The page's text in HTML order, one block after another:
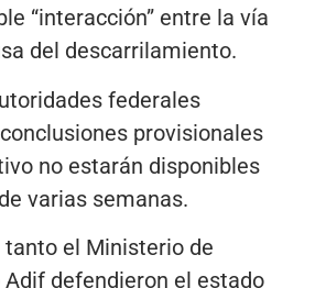
“interacción” entre la vía
del descarrilamiento.
federales
provisionales
no estarán disponibles
varias semanas.
tanto el Ministerio de
defendieron el estado